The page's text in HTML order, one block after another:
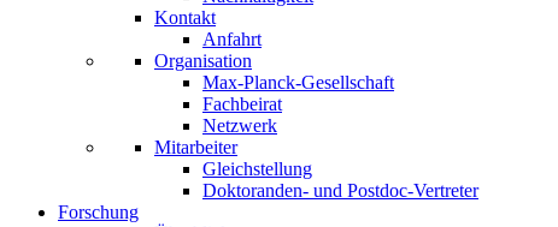
Kontakt
Anfahrt
Organisation
Max-Planck-Gesellschaft
Fachbeirat
Netzwerk
Mitarbeiter
Gleichstellung
Doktoranden- und Postdoc-Vertreter
Forschung